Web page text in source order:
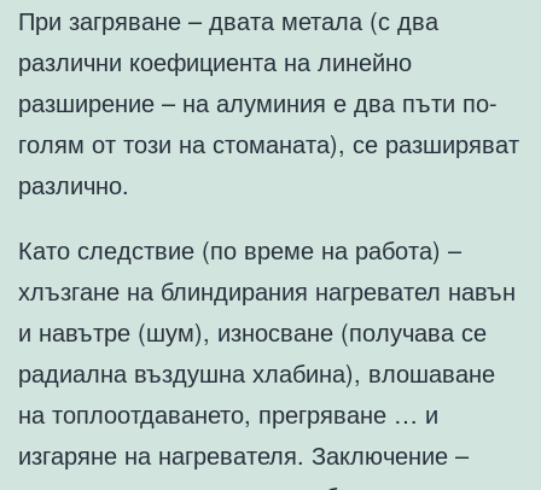
При загряване – двата метала (с два
различни коефициента на линейно
разширение – на алуминия е два пъти по-
голям от този на стоманата), се разширяват
различно.
Като следствие (по време на работа) –
хлъзгане на блиндирания нагревател навън
и навътре (шум), износване (получава се
радиална въздушна хлабина), влошаване
на топлоотдаването, прегряване … и
изгаряне на нагревателя. Заключение –